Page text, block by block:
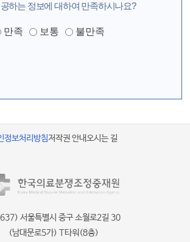
하는 정보에 대하여 만족하시나요?
만족 보통
불만족
정보처리방침저작권 안내오시는 길
서울특별시 중구 소월로2길 30
(남대문로5가) T타워(8층)